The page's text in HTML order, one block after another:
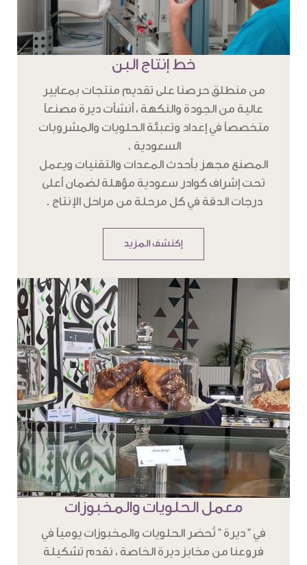
خط إنتاج البن
من منطلق حرصنا على تقديم منتجات بمعايير
عالية من الجودة والنكهة ، أنشأت ديرة مصنعاً
متخصصاً في إعداد وتعبئة الحلويات والمشروبات
السعودية .
المصنع مجهز بأحدث المعدات والتقنيات ويعمل
تحت إشراف كوادر سعودية مؤهلة لضمان أعلى
درجات الدقة في كل مرحلة من مراحل الإنتاج .
إكتشف المزيد
معمل الحلويات والمخبوزات
في " ديرة " تُحضر الحلويات والمخبوزات يومياً في
فروعنا من مخابز ديرة الخاصة ، نقدم تشكيلة